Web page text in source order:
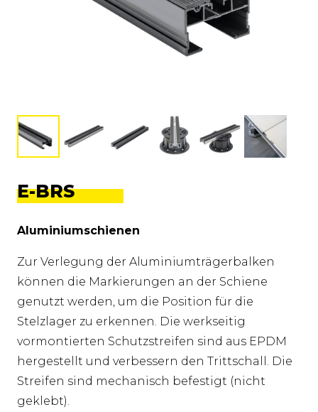
E-BRS
Aluminiumschienen
Zur Verlegung der Aluminiumträgerbalken
können die Markierungen an der Schiene
genutzt werden, um die Position für die
Stelzlager zu erkennen. Die werkseitig
vormontierten Schutzstreifen sind aus EPDM
hergestellt und verbessern den Trittschall. Die
Streifen sind mechanisch befestigt (nicht
geklebt).